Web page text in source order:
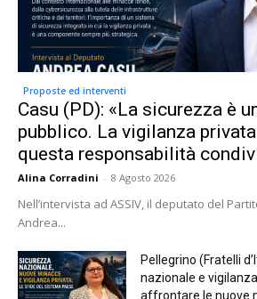
Proposte ed interventi
Casu (PD): «La sicurezza è
pubblico. La vigilanza
questa responsabilità
Alina Corradini - 8 Agosto 2026
Nell’intervista ad ASSIV, il deputato del
Andrea...
Pellegrino (Fratelli
nazionale e
affrontare le nuove